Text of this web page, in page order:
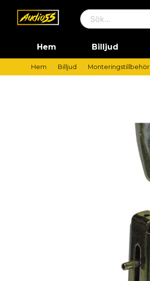
Hem Billjud
Hem Billjud Monteringstillbehör